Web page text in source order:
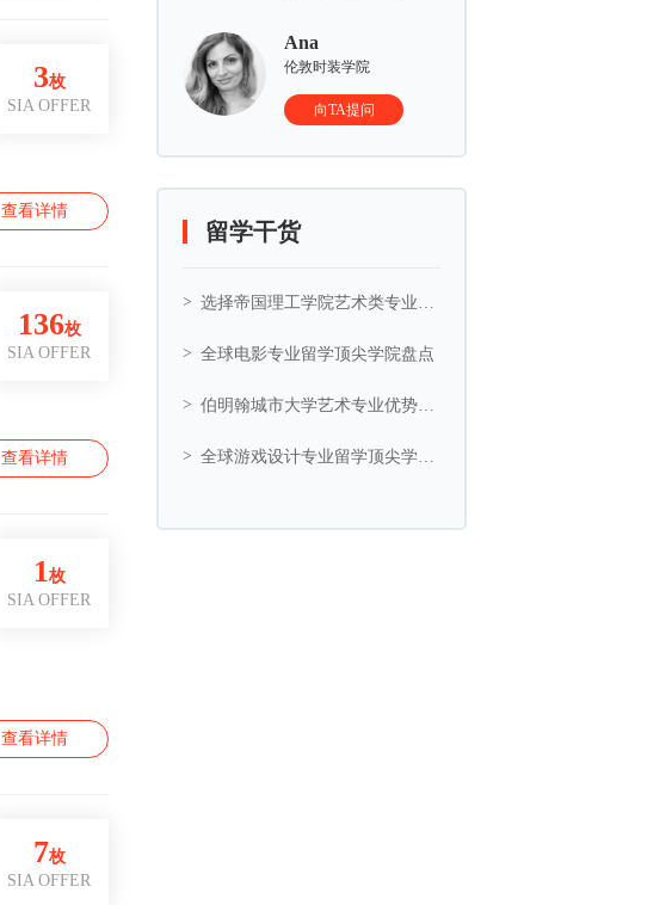
查看详情
3枚
SIA OFFER
查看详情
136枚
SIA OFFER
查看详情
1枚
SIA OFFER
7枚
SIA OFFER
Ana
伦敦时装学院
向TA提问
留学干货
选择帝国理工学院艺术类专业的5大理由
全球电影专业留学顶尖学院盘点
伯明翰城市大学艺术专业优势与艺术相关专业推荐
全球游戏设计专业留学顶尖学院盘点